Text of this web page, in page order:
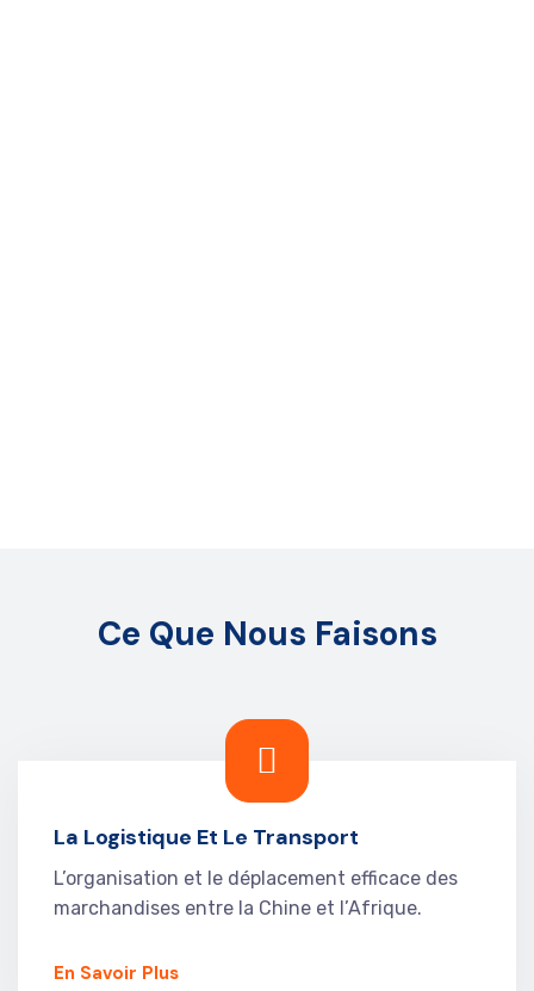
Ce Que Nous Faisons
La Logistique Et Le Transport
L’organisation et le déplacement efficace des
marchandises entre la Chine et l’Afrique.
En Savoir Plus